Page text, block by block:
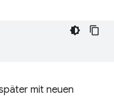
mit neuen